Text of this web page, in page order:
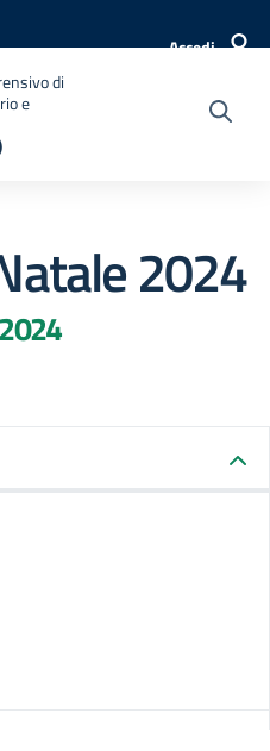
Accedi
di
e
2024